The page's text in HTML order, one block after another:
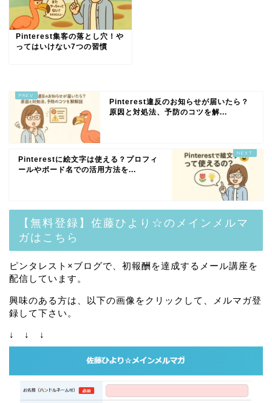
Pinterest集客の落とし穴！や
ってはいけない7つの習慣
Pinterest違反のお知らせが届いたら？
原因と対処法、予防のコツを解...
Pinterestに絵文字は使える？プロフィ
ールやボード名での活用方法を...
【無料登録】佐藤ひより☆のメインメルマ
ガはこちら
ピンタレスト×ブログで、初報酬を達成するメール講座を
配信しています。
興味のある方は、以下の画像をクリックして、メルマガ登
録して下さい。
↓ ↓ ↓